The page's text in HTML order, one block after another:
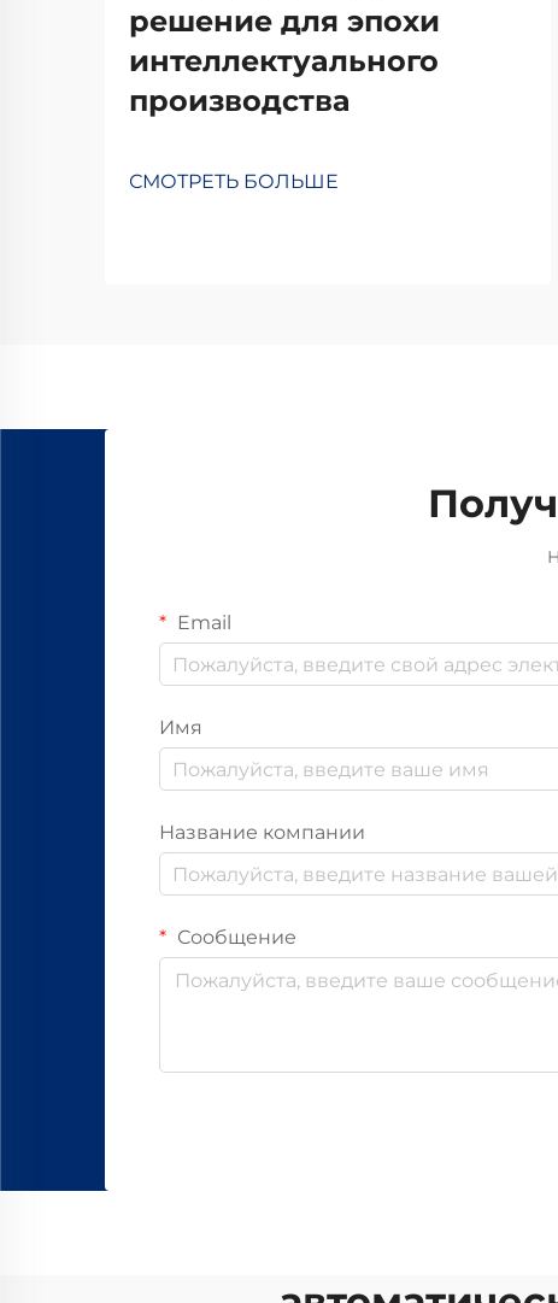
решение для эпохи
интеллектуального
производства
СМОТРЕТЬ БОЛЬШЕ
Email
Имя
Название компании
Сообщение